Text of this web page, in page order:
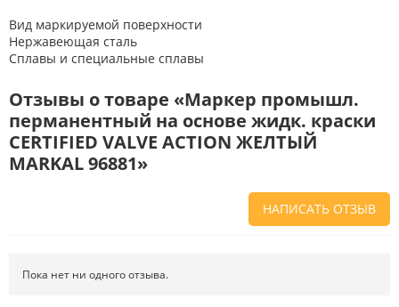
Вид маркируемой поверхности
Нержавеющая сталь
Сплавы и специальные сплавы
Отзывы о товаре «Маркер промышл.
перманентный на основе жидк. краски
CERTIFIED VALVE ACTION ЖЕЛТЫЙ
MARKAL 96881»
НАПИСАТЬ ОТЗЫВ
не ошиблись в своем выборе.
Пока нет ни одного отзыва.